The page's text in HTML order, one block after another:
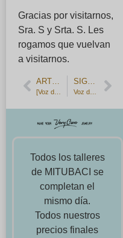
Gracias por visitarnos,
Sra. S y Srta. S. Les
rogamos que vuelvan
a visitarnos.
Todos los talleres
de MITUBACI se
completan el
mismo día.
Todos nuestros
precios finales